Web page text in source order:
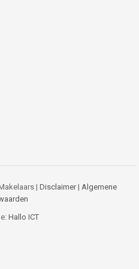
| Disclaimer| Algemene
Hallo ICT